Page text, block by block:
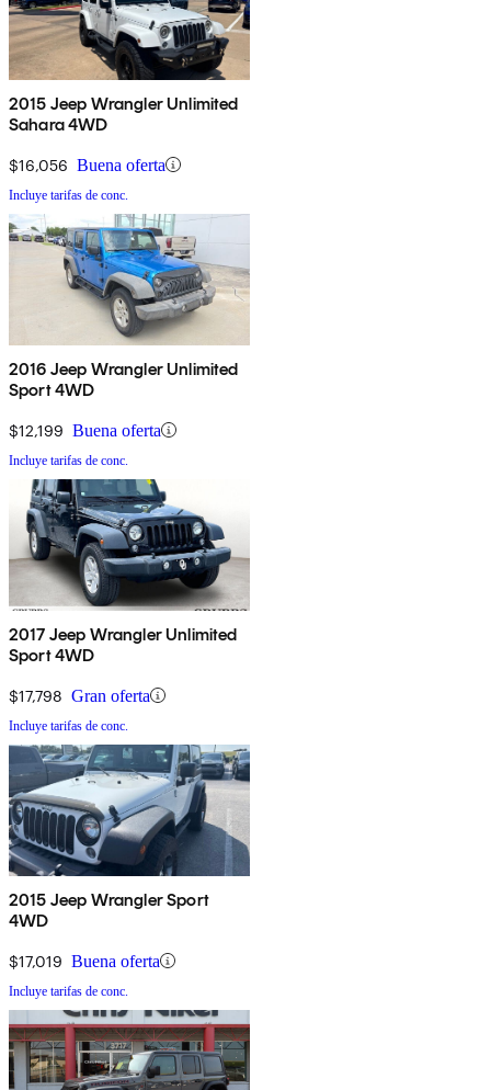
2015 Jeep Wrangler Unlimited
Sahara 4WD
$16,056 Buena oferta
Incluye tarifas de conc.
2016 Jeep Wrangler Unlimited
Sport 4WD
$12,199 Buena oferta
Incluye tarifas de conc.
2017 Jeep Wrangler Unlimited
Sport 4WD
$17,798 Gran oferta
Incluye tarifas de conc.
2015 Jeep Wrangler Sport
4WD
$17,019 Buena oferta
Incluye tarifas de conc.